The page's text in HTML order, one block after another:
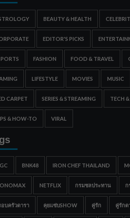
BEAUTY & HEALTH
EDITOR'S PICKS
FASHION FOOD & TRAVEL
LIFESTYLE MOVIES MUSIC
CARPET SERIES & STREAMING TECH
& HOW-TO VIRAL
BNK48 IRON CHEF THAILAND
NETFLIX กรมชลประทาน ก
บครัวดารา คุยแซ่บSHOW คู่รัก คู่รักด